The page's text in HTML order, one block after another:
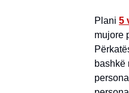
Plani 5
mujore
bashkë